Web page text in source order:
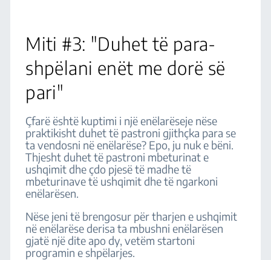
Miti #3: "Duhet të para-
shpëlani enët me dorë së
pari"
Çfarë është kuptimi i një enëlarëseje nëse
praktikisht duhet të pastroni gjithçka para se
ta vendosni në enëlarëse? Epo, ju nuk e bëni.
Thjesht duhet të pastroni mbeturinat e
ushqimit dhe çdo pjesë të madhe të
mbeturinave të ushqimit dhe të ngarkoni
enëlarësen.
Nëse jeni të brengosur për tharjen e ushqimit
në enëlarëse derisa ta mbushni enëlarësen
gjatë një dite apo dy, vetëm startoni
programin e shpëlarjes.